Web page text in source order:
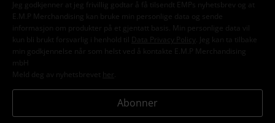
Jeg godkjenner at jeg frivillig godtar å få tilsendt EMPs nyhetsbrev og at
E.M.P Merchandising kan bruke min personlige data og sende
informasjon om produkter på et gjentatt basis. Min personlige data vil
kun bli brukt forsvarlig i henhold til
Data Privacy Policy
. Jeg kan ta tilbake
min godkjennelse når som helst ved å kontakte E.M.P Merchandising
mbH
Meld deg av nyhetsbrevet her
Abonner